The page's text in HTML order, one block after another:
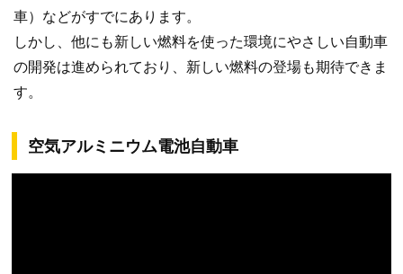
車）などがすでにあります。
しかし、他にも新しい燃料を使った環境にやさしい自動車
の開発は進められており、新しい燃料の登場も期待できま
す。
空気アルミニウム電池自動車